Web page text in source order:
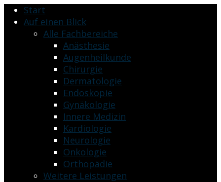
Start
Auf einen Blick
Alle Fachbereiche
Anästhesie
Augenheilkunde
Chirurgie
Dermatologie
Endoskopie
Gynäkologie
Innere Medizin
Kardiologie
Neurologie
Onkologie
Orthopädie
Weitere Leistungen